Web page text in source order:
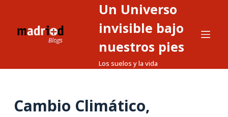
Un Universo
invisible bajo
nuestros pies
Los suelos y la vida
Cambio Climático,